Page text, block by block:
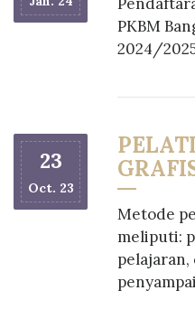
PKBM
2024/
23
Oct. 23
Metode
meliputi:
pelajaran,